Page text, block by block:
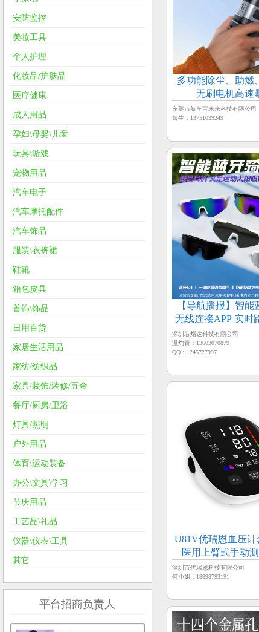
多功能除尘、助燃
无刷电机高速
东莞市航车宝末来科技有限公司
曾生：13751039249
【导航播报】智
无线连接APP 实时
光镜片 磁吸
深圳芯熠达科技有限公司
温灼青：13603070879
QQ：1245727997
U81V优瑞恩血压计
医用上臂式手动
深圳市优瑞恩科技有限公司
何小姐：18898793191
安防监控
美妆工具
个人护理
化妆品/护肤品
医疗健康
成人用品
孕妇\母婴\儿童
玩具\游戏
宠物用品
汽车电子
汽车摩托配件
汽车饰品
服装\衣裤裙
鞋靴
箱包皮具
首饰\饰品
日用百货
家居生活用品
家纺/纺织品
家具/装饰/装修/五金
餐厅/厨房/卫浴
灯具/照明
户外用品
体育\运动装备
办公\文具\学习
节庆用品
工艺品\礼品
仪器\仪表\工具
其它
平台招商负责人